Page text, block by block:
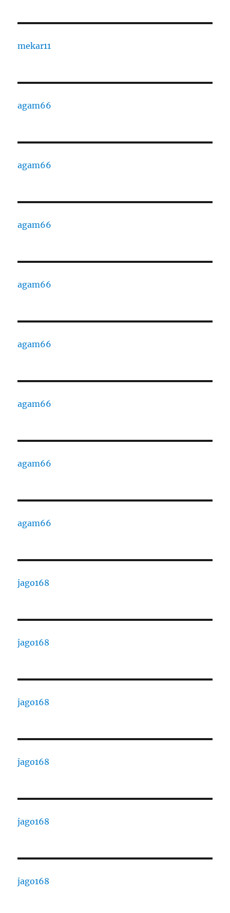
mekar11
agam66
agam66
agam66
agam66
agam66
agam66
agam66
agam66
jago168
jago168
jago168
jago168
jago168
jago168